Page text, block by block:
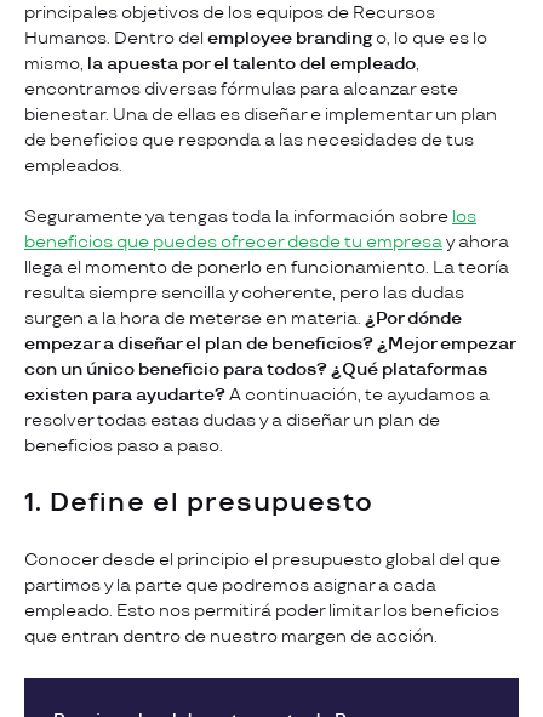
principales objetivos de los equipos de Recursos
Humanos. Dentro del employee brandingo, lo que es lo
mismo, la apuesta por el talento del empleado,
encontramos diversas fórmulas para alcanzar este
bienestar. Una de ellas es diseñar e implementar un plan
de beneficios que responda a las necesidades de tus
empleados.
Seguramente ya tengas toda la información sobre los
beneficios que puedes ofrecer desde tu empresay ahora
llega el momento de ponerlo en funcionamiento. La teoría
resulta siempre sencilla y coherente, pero las dudas
surgen a la hora de meterse en materia. ¿Por dónde
empezar a diseñar el plan de beneficios?¿Mejor empezar
con un único beneficio para todos? ¿Qué plataformas
existen para ayudarte?A continuación, te ayudamos a
resolver todas estas dudas y a diseñar un plan de
beneficios paso a paso.
1. Define el presupuesto
Conocer desde el principio el presupuesto global del que
partimos y la parte que podremos asignar a cada
empleado. Esto nos permitirá poder limitar los beneficios
que entran dentro de nuestro margen de acción.